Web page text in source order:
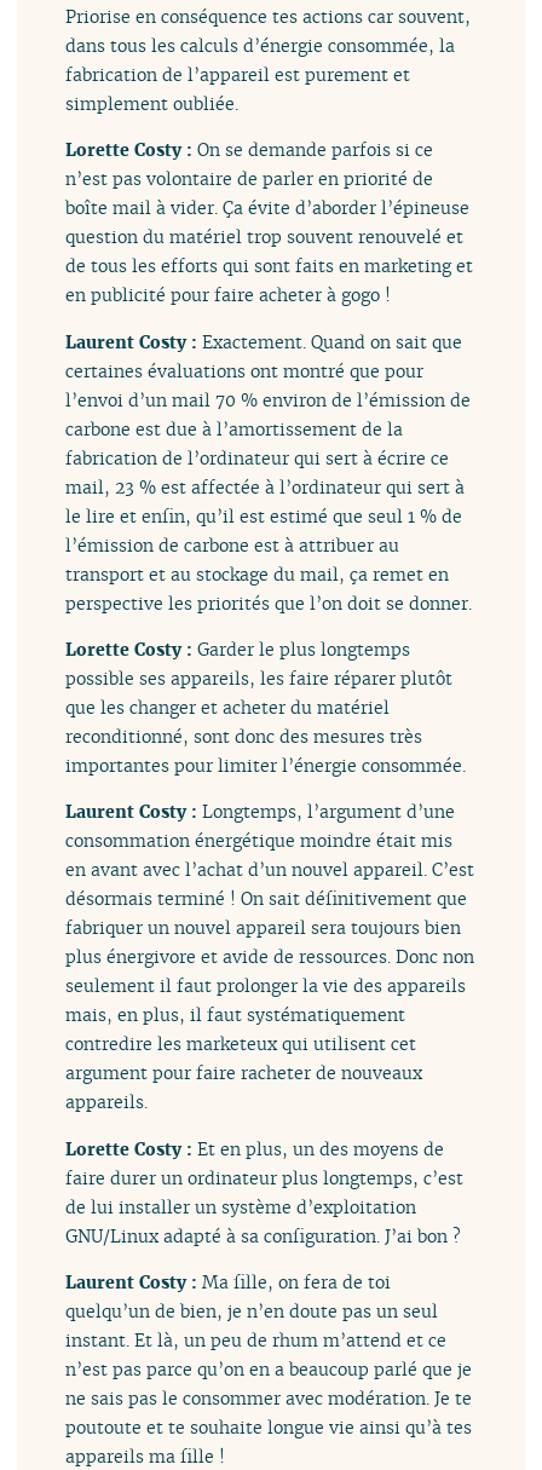
Priorise en conséquence tes actions car souvent,
dans tous les calculs d’énergie consommée, la
fabrication de l’appareil est purement et
simplement oubliée.
Lorette Costy :On se demande parfois si ce
n’est pas volontaire de parler en priorité de
boîte mail à vider. Ça évite d’aborder l’épineuse
question du matériel trop souvent renouvelé et
de tous les efforts qui sont faits en marketing et
en publicité pour faire acheter à gogo !
Laurent Costy :Exactement. Quand on sait que
certaines évaluations ont montré que pour
l’envoi d’un mail 70 % environ de l’émission de
carbone est due à l’amortissement de la
fabrication de l’ordinateur qui sert à écrire ce
mail, 23 % est affectée à l’ordinateur qui sert à
le lire et enfin, qu’il est estimé que seul 1 % de
l’émission de carbone est à attribuer au
transport et au stockage du mail, ça remet en
perspective les priorités que l’on doit se donner.
Lorette Costy :Garder le plus longtemps
possible ses appareils, les faire réparer plutôt
que les changer et acheter du matériel
reconditionné, sont donc des mesures très
importantes pour limiter l’énergie consommée.
Laurent Costy :Longtemps, l’argument d’une
consommation énergétique moindre était mis
en avant avec l’achat d’un nouvel appareil. C’est
désormais terminé ! On sait définitivement que
fabriquer un nouvel appareil sera toujours bien
plus énergivore et avide de ressources. Donc non
seulement il faut prolonger la vie des appareils
mais, en plus, il faut systématiquement
contredire les marketeux qui utilisent cet
argument pour faire racheter de nouveaux
appareils.
Lorette Costy :Et en plus, un des moyens de
faire durer un ordinateur plus longtemps, c’est
de lui installer un système d’exploitation
GNU/Linux adapté à sa configuration. J’ai bon ?
Laurent Costy :Ma fille, on fera de toi
quelqu’un de bien, je n’en doute pas un seul
instant. Et là, un peu de rhum m’attend et ce
n’est pas parce qu’on en a beaucoup parlé que je
ne sais pas le consommer avec modération. Je te
poutoute et te souhaite longue vie ainsi qu’à tes
appareils ma fille !